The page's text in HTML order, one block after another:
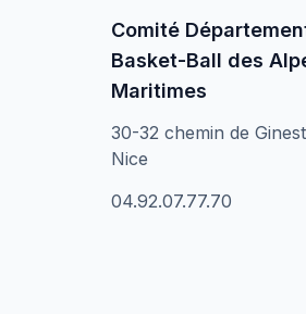
Comité
Basket-Ball des
Maritimes
30-32 chemin de
Nice
04.92.07.77.70